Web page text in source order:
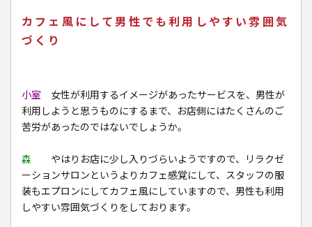
カフェ風にして男性でも利用しやすい雰囲気
づくり
小室 女性が利用するイメージがあったサービスを、男性が
利用しようと思うものにするまで、お店側にはたくさんのご
苦労があったのではないでしょうか。
森 やはりお店に少し入りづらいようですので、リラクゼ
ーションサロンというよりカフェ感覚にして、スタッフの服
装もエプロンにしてカフェ風にしていますので、男性も利用
しやすい雰囲気づくりをしております。